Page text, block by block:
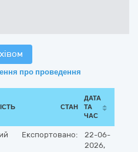
про проведення
СТАН
ДАТА
ТА
ЧАС
Експортовано:
22-06-
2026,